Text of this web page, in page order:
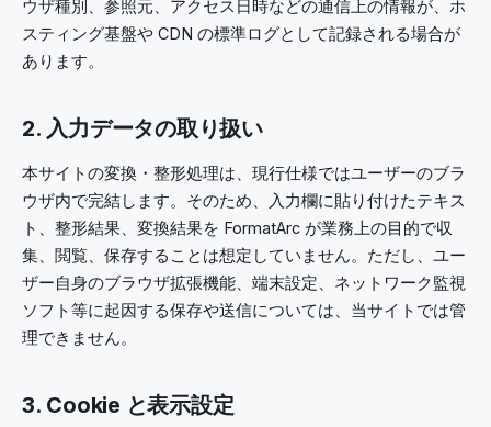
ウザ種別、参照元、アクセス日時などの通信上の情報が、ホ
スティング基盤や CDN の標準ログとして記録される場合が
あります。
2. 入力データの取り扱い
本サイトの変換・整形処理は、現行仕様ではユーザーのブラ
ウザ内で完結します。そのため、入力欄に貼り付けたテキス
ト、整形結果、変換結果を FormatArc が業務上の目的で収
集、閲覧、保存することは想定していません。ただし、ユー
ザー自身のブラウザ拡張機能、端末設定、ネットワーク監視
ソフト等に起因する保存や送信については、当サイトでは管
理できません。
3. Cookie と表示設定